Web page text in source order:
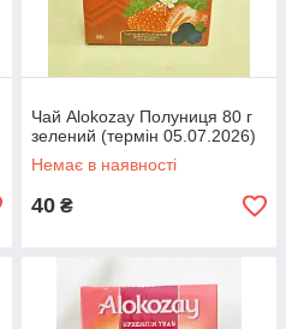
Чай Alokozay Полуниця 80 г
зелений (термін 05.07.2026)
Немає в наявності
40 ₴